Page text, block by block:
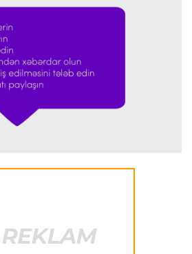
pilota çevrilib"
ən yaxşı pilotlarından